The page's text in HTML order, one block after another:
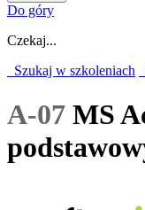
Do góry
Czekaj...
Szukaj w szkoleniach
A-07 MS